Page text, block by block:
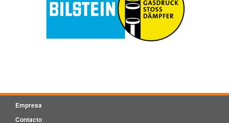
Empresa
Contacto